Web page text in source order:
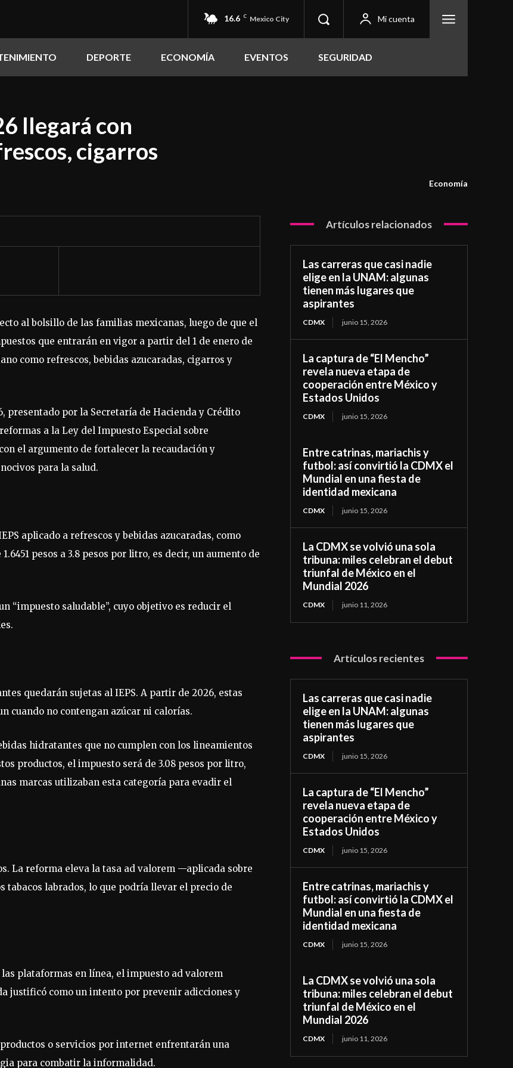
16.6 C Mexico City Mi cuenta
DEPORTE ECONOMÍA EVENTOS SEGURIDAD
llegará con
cigarros
Economía
al bolsillo de las familias mexicanas, luego de que el
que entrarán en vigor a partir del 1 de enero de
como refrescos, bebidas azucaradas, cigarros y
presentado por la Secretaría de Hacienda y Crédito
a la Ley del Impuesto Especial sobre
el argumento de fortalecer la recaudación y
para la salud.
aplicado a refrescos y bebidas azucaradas, como
pesos a 3.8 pesos por litro, es decir, un aumento de
“impuesto saludable”, cuyo objetivo es reducir el
quedarán sujetas al IEPS. A partir de 2026, estas
cuando no contengan azúcar ni calorías.
hidratantes que no cumplen con los lineamientos
productos, el impuesto será de 3.08 pesos por litro,
marcas utilizaban esta categoría para evadir el
La reforma eleva la tasa ad valorem —aplicada sobre
labrados, lo que podría llevar el precio de
plataformas en línea, el impuesto ad valorem
justificó como un intento por prevenir adicciones y
o servicios por internet enfrentarán una
para combatir la informalidad.
Artículos relacionados
Las carreras que casi nadie
elige en la UNAM: algunas
tienen más lugares que
aspirantes
CDMX junio 15, 2026
La captura de “El Mencho”
revela nueva etapa de
cooperación entre México y
Estados Unidos
CDMX junio 15, 2026
Entre catrinas, mariachis y
futbol: así convirtió la CDMX el
Mundial en una fiesta de
identidad mexicana
CDMX junio 15, 2026
La CDMX se volvió una sola
tribuna: miles celebran el debut
triunfal de México en el
Mundial 2026
CDMX junio 11, 2026
Artículos recientes
Las carreras que casi nadie
elige en la UNAM: algunas
tienen más lugares que
aspirantes
CDMX junio 15, 2026
La captura de “El Mencho”
revela nueva etapa de
cooperación entre México y
Estados Unidos
CDMX junio 15, 2026
Entre catrinas, mariachis y
futbol: así convirtió la CDMX el
Mundial en una fiesta de
identidad mexicana
CDMX junio 15, 2026
La CDMX se volvió una sola
tribuna: miles celebran el debut
triunfal de México en el
Mundial 2026
CDMX junio 11, 2026